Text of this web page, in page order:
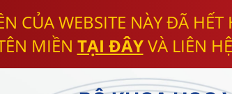
CỦA WEBSITE NÀY ĐÃ
MIỀN TẠI ĐÂYVÀ LIÊN